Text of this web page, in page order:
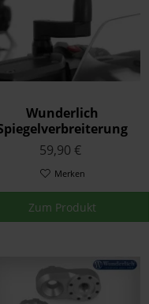
Wunderlich
Schwarz
59,90 €
Merken
Zum Produkt